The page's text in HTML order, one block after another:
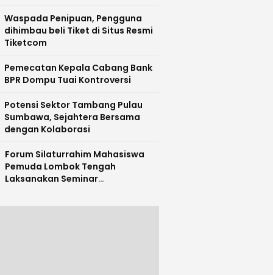
Waspada Penipuan, Pengguna
dihimbau beli Tiket di Situs Resmi
Tiketcom
Pemecatan Kepala Cabang Bank
BPR Dompu Tuai Kontroversi
Potensi Sektor Tambang Pulau
Sumbawa, Sejahtera Bersama
dengan Kolaborasi
Forum Silaturrahim Mahasiswa
Pemuda Lombok Tengah
Laksanakan Seminar